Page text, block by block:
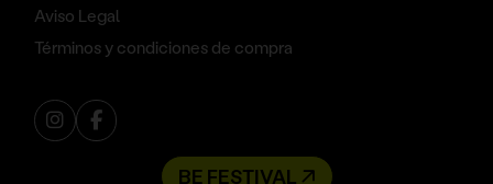
BE FESTIVAL
Aviso Legal
Términos y condiciones de compra